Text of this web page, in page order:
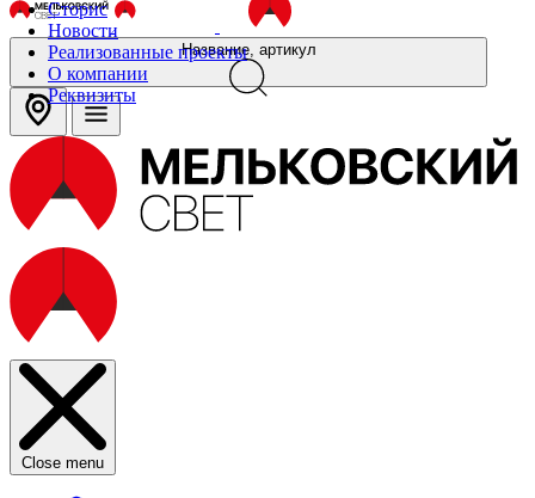
Сторис
Новости
Реализованные проекты
О компании
Реквизиты
Название, артикул
Close menu